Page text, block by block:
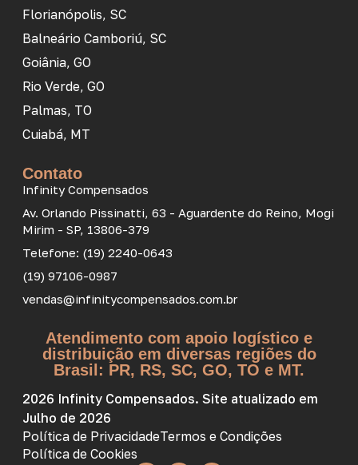
Florianópolis, SC
Balneário Camboriú, SC
Goiânia, GO
Rio Verde, GO
Palmas, TO
Cuiabá, MT
Contato
Infinity Compensados
Av. Orlando Pissinatti, 63 - Aguardente do Reino, Mogi
Mirim - SP, 13806-379
Telefone: (19) 2240-0643
(19) 97106-0987
vendas@infinitycompensados.com.br
Atendimento com apoio logístico e
distribuição em diversas regiões do
Brasil: PR, RS, SC, GO, TO e MT.
2026 Infinity Compensados. Site atualizado em
Julho de 2026
Política de PrivacidadeTermos e Condições
Política de Cookies